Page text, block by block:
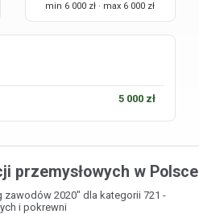
min 6 000 zł · max 6 000 zł
5 000 zł
przemysłowych w Polsce
zawodów 2020" dla kategorii 721 -
i pokrewni